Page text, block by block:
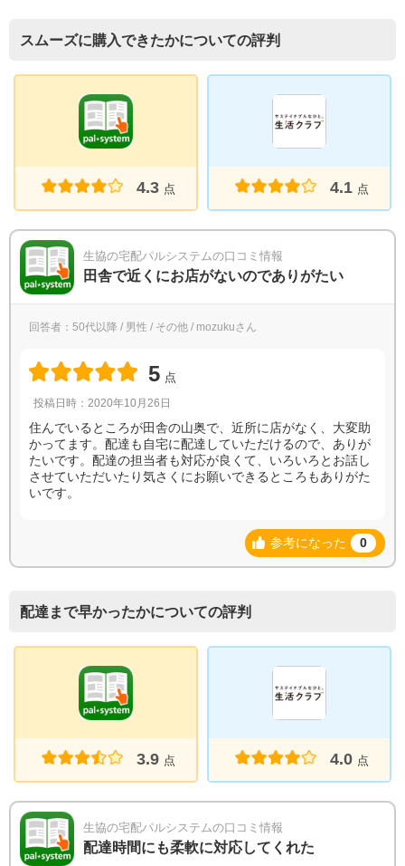
スムーズに購入できたかについての評判
4.3 点 4.1 点
生協の宅配パルシステムの口コミ情報
田舎で近くにお店がないのでありがたい
回答者：50代以降 / 男性 / その他 / mozukuさん
5 点
投稿日時：2020年10月26日
住んでいるところが田舎の山奥で、近所に店がなく、大変助
かってます。配達も自宅に配達していただけるので、ありが
たいです。配達の担当者も対応が良くて、いろいろとお話し
させていただいたり気さくにお願いできるところもありがた
いです。
参考になった 0
配達まで早かったかについての評判
3.9 点 4.0 点
生協の宅配パルシステムの口コミ情報
配達時間にも柔軟に対応してくれた